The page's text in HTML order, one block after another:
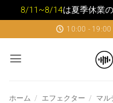
8/11~8/14は夏季休業
to
content
10:00 - 19:00
ホーム / エフェクター / マル